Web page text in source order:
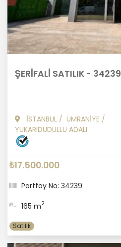
ŞERİFALİ SATILIK - 34239
İSTANBUL / ÜMRANİYE /
YUKARIDUDULLU ADALI
₺17.500.000
Portföy No: 34239
165 m2
Satılık